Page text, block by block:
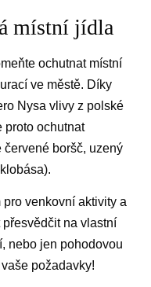
místní jídla
ochutnat místní
ve městě. Díky
Nysa vlivy z polské
proto ochutnat
boršč, uzený
venkovní aktivity a
na vlastní
nebo jen pohodovou
požadavky!